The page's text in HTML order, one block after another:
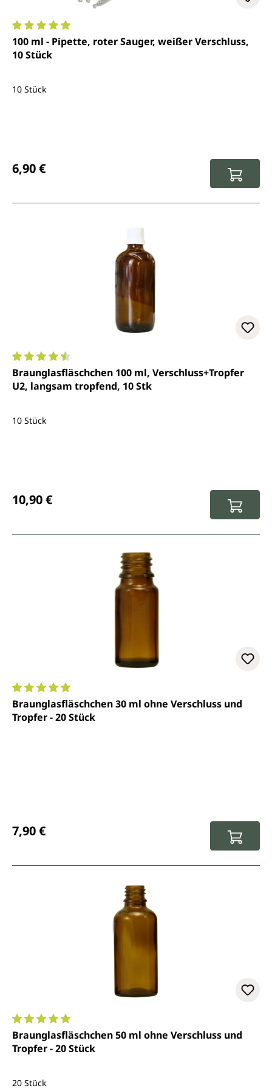
Durchschnittliche Bewertung von 5 von 5 Sternen
100 ml - Pipette, roter Sauger, weißer Verschluss,
10 Stück
10 Stück
6,90 €
Durchschnittliche Bewertung von 4.6 von 5 Sternen
Braunglasfläschchen 100 ml, Verschluss+Tropfer
U2, langsam tropfend, 10 Stk
10 Stück
10,90 €
Durchschnittliche Bewertung von 5 von 5 Sternen
Braunglasfläschchen 30 ml ohne Verschluss und
Tropfer - 20 Stück
7,90 €
Durchschnittliche Bewertung von 5 von 5 Sternen
Braunglasfläschchen 50 ml ohne Verschluss und
Tropfer - 20 Stück
20 Stück